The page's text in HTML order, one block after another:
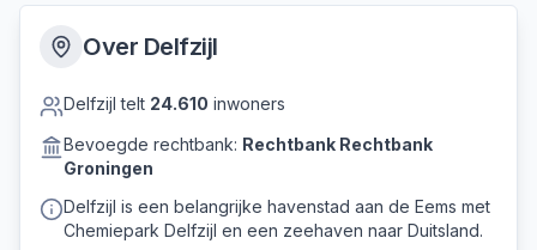
Over Delfzijl
Delfzijl telt 24.610 inwoners
Bevoegde rechtbank: Rechtbank Rechtbank
Groningen
Delfzijl is een belangrijke havenstad aan de Eems met
Chemiepark Delfzijl en een zeehaven naar Duitsland.